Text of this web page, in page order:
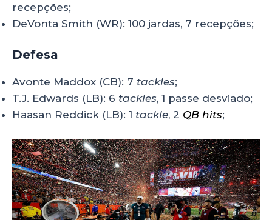
recepções;
DeVonta Smith (WR): 100 jardas, 7 recepções;
Defesa
Avonte Maddox (CB): 7 tackles;
T.J. Edwards (LB): 6 tackles, 1 passe desviado;
Haasan Reddick (LB): 1 tackle, 2 QB hits;